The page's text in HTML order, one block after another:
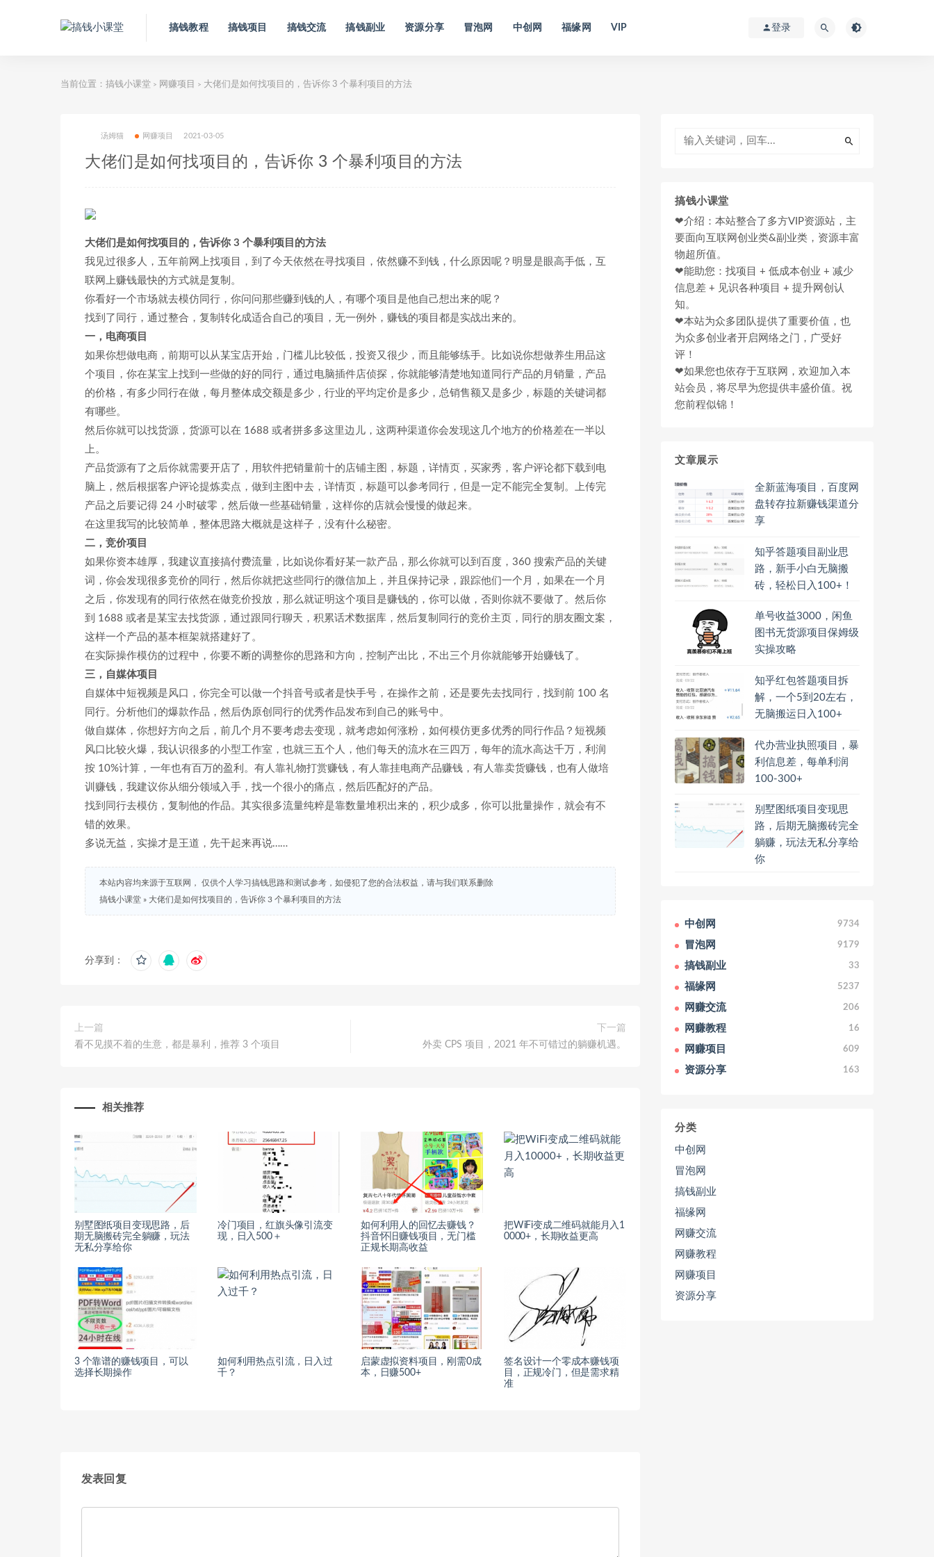
搞钱教程 搞钱项目 搞钱交流 搞钱副业 资源分享 冒泡网 中创网 福缘网 VIP 登录
当前位置： 搞钱小课堂 > 网赚项目 > 大佬们是如何找项目的，告诉你 3 个暴利项目的方法
汤姆猫 网赚项目 2021-03-05
大佬们是如何找项目的，告诉你 3 个暴利项目的方法
大佬们是如何找项目的，告诉你 3 个暴利项目的方法
我见过很多人，五年前网上找项目，到了今天依然在寻找项目，依然赚不到钱，什么原因呢？明显是眼高手低，互
联网上赚钱最快的方式就是复制。
你看好一个市场就去模仿同行，你问问那些赚到钱的人，有哪个项目是他自己想出来的呢？
找到了同行，通过整合，复制转化成适合自己的项目，无一例外，赚钱的项目都是实战出来的。
一，电商项目
如果你想做电商，前期可以从某宝店开始，门槛儿比较低，投资又很少，而且能够练手。比如说你想做养生用品这
个项目，你在某宝上找到一些做的好的同行，通过电脑插件店侦探，你就能够清楚地知道同行产品的月销量，产品
的价格，有多少同行在做，每月整体成交额是多少，行业的平均定价是多少，总销售额又是多少，标题的关键词都
有哪些。
然后你就可以找货源，货源可以在 1688 或者拼多多这里边儿，这两种渠道你会发现这几个地方的价格差在一半以
上。
产品货源有了之后你就需要开店了，用软件把销量前十的店铺主图，标题，详情页，买家秀，客户评论都下载到电
脑上，然后根据客户评论提炼卖点，做到主图中去，详情页，标题可以参考同行，但是一定不能完全复制。上传完
产品之后要记得 24 小时破零，然后做一些基础销量，这样你的店就会慢慢的做起来。
在这里我写的比较简单，整体思路大概就是这样子，没有什么秘密。
二，竞价项目
如果你资本雄厚，我建议直接搞付费流量，比如说你看好某一款产品，那么你就可以到百度，360 搜索产品的关键
词，你会发现很多竞价的同行，然后你就把这些同行的微信加上，并且保持记录，跟踪他们一个月，如果在一个月
之后，你发现有的同行依然在做竞价投放，那么就证明这个项目是赚钱的，你可以做，否则你就不要做了。然后你
到 1688 或者是某宝去找货源，通过跟同行聊天，积累话术数据库，然后复制同行的竞价主页，同行的朋友圈文案，
这样一个产品的基本框架就搭建好了。
在实际操作模仿的过程中，你要不断的调整你的思路和方向，控制产出比，不出三个月你就能够开始赚钱了。
三，自媒体项目
自媒体中短视频是风口，你完全可以做一个抖音号或者是快手号，在操作之前，还是要先去找同行，找到前 100 名
同行。分析他们的爆款作品，然后伪原创同行的优秀作品发布到自己的账号中。
做自媒体，你想好方向之后，前几个月不要考虑去变现，就考虑如何涨粉，如何模仿更多优秀的同行作品？短视频
风口比较火爆，我认识很多的小型工作室，也就三五个人，他们每天的流水在三四万，每年的流水高达千万，利润
按 10%计算，一年也有百万的盈利。有人靠礼物打赏赚钱，有人靠挂电商产品赚钱，有人靠卖货赚钱，也有人做培
训赚钱，我建议你从细分领域入手，找一个很小的痛点，然后匹配好的产品。
找到同行去模仿，复制他的作品。其实很多流量纯粹是靠数量堆积出来的，积少成多，你可以批量操作，就会有不
错的效果。
多说无益，实操才是王道，先干起来再说……
本站内容均来源于互联网， 仅供个人学习搞钱思路和测试参考，如侵犯了您的合法权益，请与我们联系删除
搞钱小课堂 » 大佬们是如何找项目的，告诉你 3 个暴利项目的方法
分享到：
上一篇
看不见摸不着的生意，都是暴利，推荐 3 个项目
下一篇
外卖 CPS 项目，2021 年不可错过的躺赚机遇。
相关推荐
别墅图纸项目变现思路，后
期无脑搬砖完全躺赚，玩法
无私分享给你
冷门项目，红旗头像引流变
现，日入500＋
如何利用人的回忆去赚钱？
抖音怀旧赚钱项目，无门槛
正规长期高收益
把WiFi变成二维码就能月入1
0000+，长期收益更高
3 个靠谱的赚钱项目，可以
选择长期操作
如何利用热点引流，日入过
千？
启蒙虚拟资料项目，刚需0成
本，日赚500+
签名设计一个零成本赚钱项
目，正规冷门，但是需求精
准
发表回复
搞钱小课堂
❤介绍：本站整合了多方VIP资源站，主
要面向互联网创业类&副业类，资源丰富
物超所值。
❤能助您：找项目 + 低成本创业 + 减少
信息差 + 见识各种项目 + 提升网创认
知。
❤本站为众多团队提供了重要价值，也
为众多创业者开启网络之门，广受好
评！
❤如果您也依存于互联网，欢迎加入本
站会员，将尽早为您提供丰盛价值。祝
您前程似锦！
文章展示
全新蓝海项目，百度网
盘转存拉新赚钱渠道分
享
知乎答题项目副业思
路，新手小白无脑搬
砖，轻松日入100+！
单号收益3000，闲鱼
图书无货源项目保姆级
实操攻略
知乎红包答题项目拆
解，一个5到20左右，
无脑搬运日入100+
代办营业执照项目，暴
利信息差，每单利润
100-300+
别墅图纸项目变现思
路，后期无脑搬砖完全
躺赚，玩法无私分享给
你
中创网 9734
冒泡网 9179
搞钱副业 33
福缘网 5237
网赚交流 206
网赚教程 16
网赚项目 609
资源分享 163
分类
中创网
冒泡网
搞钱副业
福缘网
网赚交流
网赚教程
网赚项目
资源分享